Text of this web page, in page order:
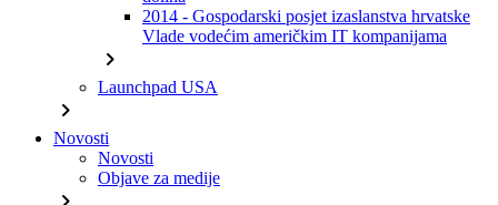
2014 - Gospodarski posjet izaslanstva hrvatske
Vlade vodećim američkim IT kompanijama
chevron_right
Launchpad USA
chevron_right
Novosti
Novosti
Objave za medije